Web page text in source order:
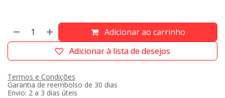
Adicionar ao carrinho
Adicionar à lista de desejos
Termos e Condições
Garantia de reembolso de 30 dias
Envio: 2 a 3 dias úteis